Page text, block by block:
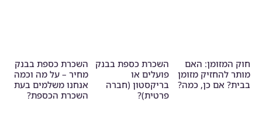
חוק המזומן: האם
מותר להחזיק מזומן
בבית? אם כן, כמה?
השכרת כספת בבנק
פועלים או
בריקסטון (חברה
פרטית)?
השכרת כספת בבנק
מחיר – על מה וכמה
אנחנו משלמים בעת
השכרת הכספת?